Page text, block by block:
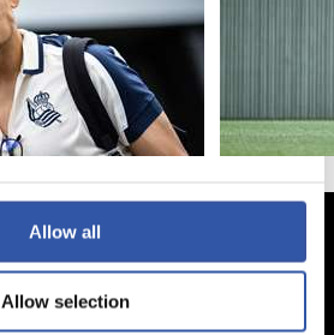
Allow all
Allow selection